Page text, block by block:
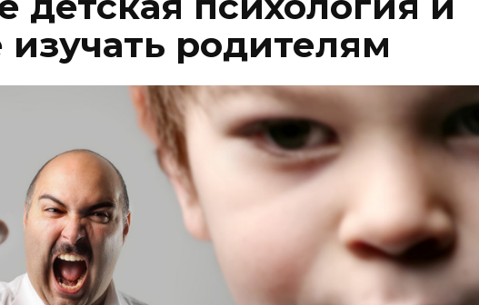
изучать родителям